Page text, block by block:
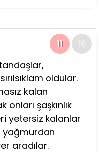
11
oldular.
kalan
onları şaşkınlık
yetersiz kalanlar
yağmurdan
aradılar.